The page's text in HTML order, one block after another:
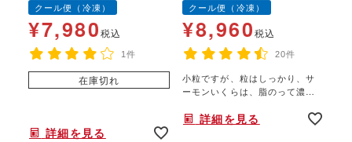
クール便（冷凍）
¥7,980税込
1件
在庫切れ
詳細を見る
クール便（冷凍）
¥8,960税込
20件
小粒ですが、粒はしっかり、サ
ーモンいくらは、脂のって濃厚
群のいくらです
詳細を見る